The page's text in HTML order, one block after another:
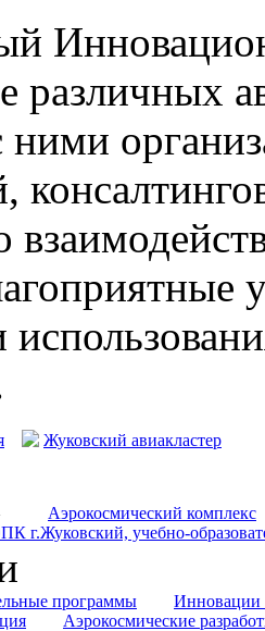
различных
ними
Жуковский авиакластер
Аэрокосмический комплекс
г.Жуковский, учебно-
программы Инновации
Аэрокосмические